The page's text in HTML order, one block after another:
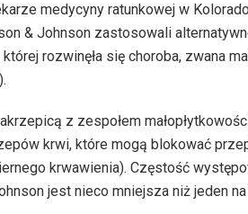
medycyny ratunkowej w
& Johnson zastosowali
rozwinęła się choroba, zwana
z zespołem
krwi, które mogą blokować
krwawienia). Częstość
jest nieco mniejsza niż jeden